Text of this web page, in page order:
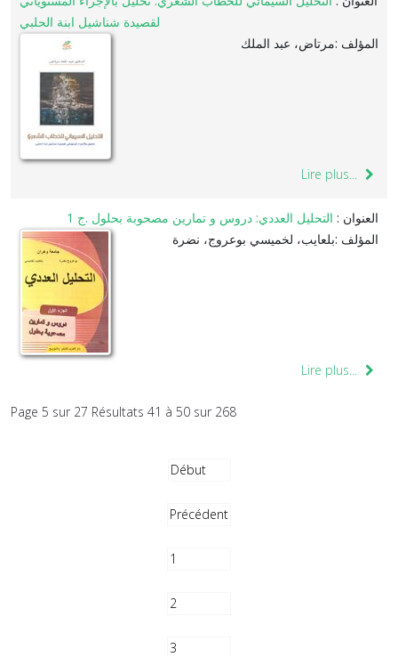
لقصيدة شناشيل ابنة الحلبي
المؤلف :مرتاض، عبد الملك
Lire plus...
العنوان : التحليل العددي: دروس و تمارين مصحوبة بحلول .ج 1
المؤلف :بلعايب، لخميسي بوعروج، نضرة
Lire plus...
Page 5 sur 27 Résultats 41 à 50 sur 268
Début
Précédent
1
2
3